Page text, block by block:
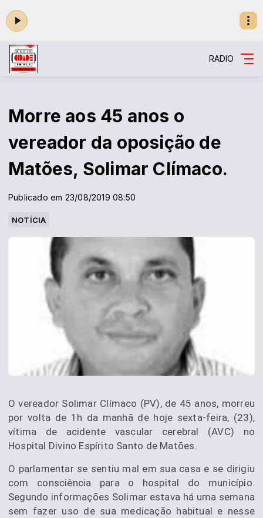
RADIO
Morre aos 45 anos o
vereador da oposição de
Matões, Solimar Clímaco.
Publicado em 23/08/2019 08:50
NOTÍCIA
O vereador Solimar Clímaco (PV), de 45 anos, morreu
por volta de 1h da manhã de hoje sexta-feira, (23),
vítima de acidente vascular cerebral (AVC) no
Hospital Divino Espírito Santo de Matões.
O parlamentar se sentiu mal em sua casa e se dirigiu
com consciência para o hospital do município.
Segundo informações Solimar estava há uma semana
sem fazer uso de sua medicação habitual e nesse